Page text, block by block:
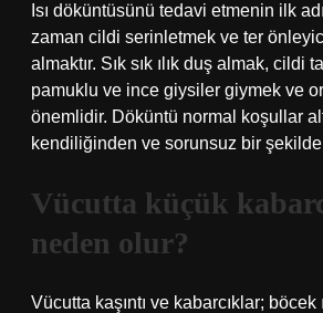
Isı döküntüsünü tedavi etmenin ilk
zaman cildi serinletmek ve ter
almaktır. Sık sık ılık duş almak, cildi
pamuklu ve ince giysiler giymek ve
önemlidir. Döküntü normal koşullar
kendiliğinden ve sorunsuz bir
Vücutta küçük
neden olur?
Vücutta kaşıntı ve kabarcıklar; böcek